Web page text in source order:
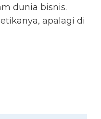
dunia bisnis.
apalagi di